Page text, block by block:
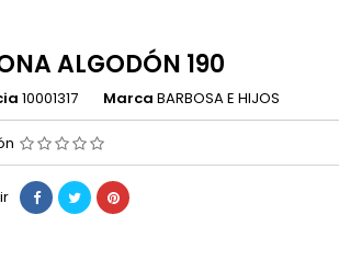
ALGODÓN 190
10001317 Marca BARBOSA E HIJOS